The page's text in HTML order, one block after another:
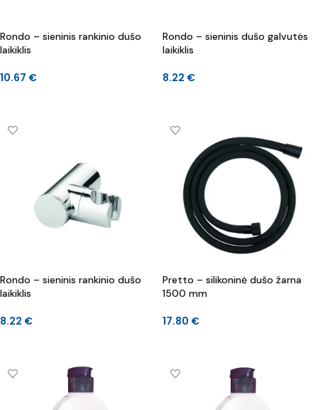
Rondo – sieninis rankinio dušo
laikiklis
10.67 €
Rondo – sieninis dušo galvutės
laikiklis
8.22 €
Rondo – sieninis rankinio dušo
laikiklis
8.22 €
Pretto – silikoninė dušo žarna
1500 mm
17.80 €